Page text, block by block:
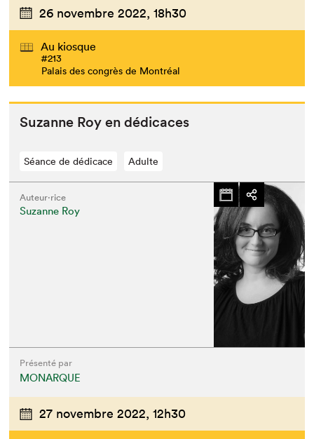
26 novembre 2022, 18h30
Au kiosque
#213
Palais des congrès de Montréal
Suzanne Roy en dédicaces
Séance de dédicace Adulte
Auteur·rice
Suzanne Roy
Présenté par
MONARQUE
27 novembre 2022, 12h30